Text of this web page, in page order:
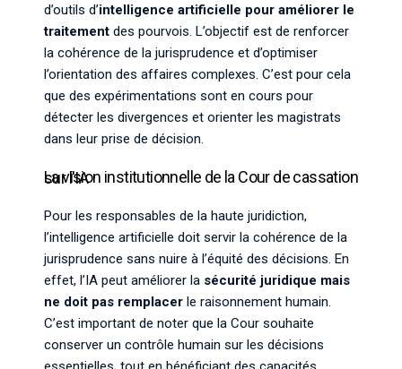
d’outils d’intelligence artificielle pour améliorer le
traitement des pourvois. L’objectif est de renforcer
la cohérence de la jurisprudence et d’optimiser
l’orientation des affaires complexes. C’est pour cela
que des expérimentations sont en cours pour
détecter les divergences et orienter les magistrats
dans leur prise de décision.
La vision institutionnelle de la Cour de cassation sur l'IA
Pour les responsables de la haute juridiction,
l’intelligence artificielle doit servir la cohérence de la
jurisprudence sans nuire à l’équité des décisions. En
effet, l’IA peut améliorer la sécurité juridique mais
ne doit pas remplacer le raisonnement humain.
C’est important de noter que la Cour souhaite
conserver un contrôle humain sur les décisions